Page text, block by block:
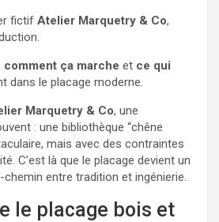
fictif Atelier Marquetry & Co,
comment ça marche et ce qui
dans le placage moderne.
Marquetry & Co, une
: une bibliothèque “chêne
mais avec des contraintes
C’est là que le placage devient un
entre tradition et ingénierie.
le placage bois et